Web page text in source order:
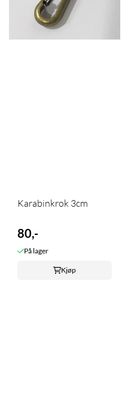
Karabinkrok 3cm
80,-
På lager
Kjøp